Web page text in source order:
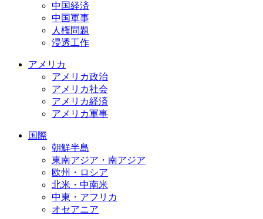
中国経済
中国軍事
人権問題
浸透工作
アメリカ
アメリカ政治
アメリカ社会
アメリカ経済
アメリカ軍事
国際
朝鮮半島
東南アジア・南アジア
欧州・ロシア
北米・中南米
中東・アフリカ
オセアニア